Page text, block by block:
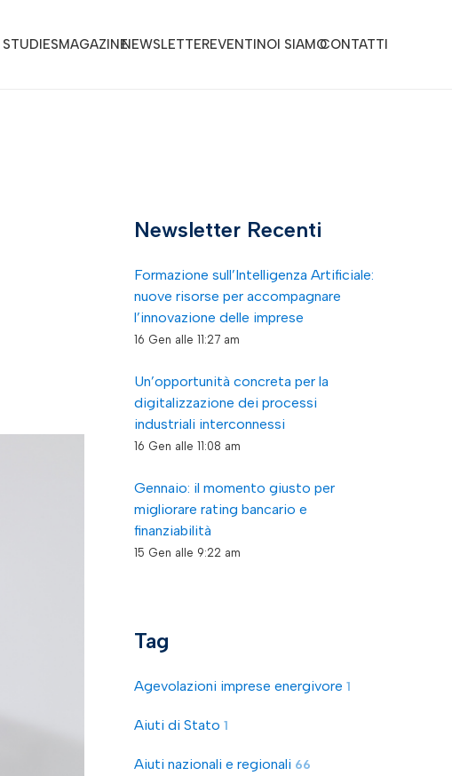
MAGAZINENEWSLETTEREVENTINOI SIAMOCONTATTI
Newsletter Recenti
Formazione sull’Intelligenza Artificiale:
nuove risorse per accompagnare
l’innovazione delle imprese
16 Gen alle 11:27 am
Un’opportunità concreta per la
digitalizzazione dei processi
industriali interconnessi
16 Gen alle 11:08 am
Gennaio: il momento giusto per
migliorare rating bancario e
finanziabilità
15 Gen alle 9:22 am
Tag
Agevolazioni imprese energivore 1
Aiuti di Stato 1
Aiuti nazionali e regionali 66